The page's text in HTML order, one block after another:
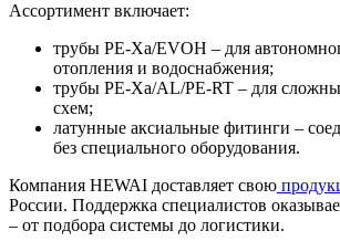
Ассортимент включает:
трубы PE-Xa/EVOH – для
отопления и водоснабжения;
трубы PE-Xa/AL/PE-RT – для
схем;
латунные аксиальные фитинги –
без специального оборудования.
Компания HEWAI доставляет свою
России. Поддержка специалистов
– от подбора системы до логистики.